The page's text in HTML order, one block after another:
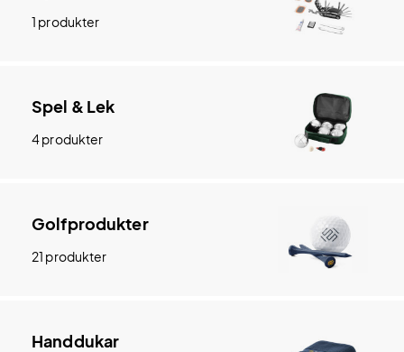
1 produkter
Spel & Lek
4 produkter
Golfprodukter
21 produkter
Handdukar